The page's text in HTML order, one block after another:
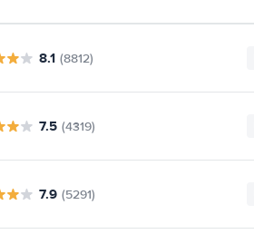
8.1 (8812)
7.5 (4319)
7.9 (5291)